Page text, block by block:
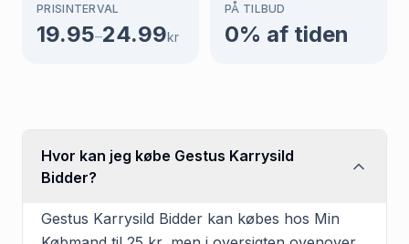
PRISINTERVAL
19.95–24.99kr
PÅ TILBUD
0% af tiden
Hvor kan jeg købe Gestus Karrysild
Bidder?
Gestus Karrysild Bidder kan købes hos Min